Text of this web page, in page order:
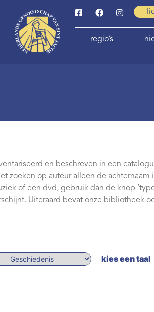
regio’s
en beschreven in een
zoeken op auteur alleen de
of een dvd, gebruik dan de knop
Uiteraard bevat onze bibliotheek
kies een taal